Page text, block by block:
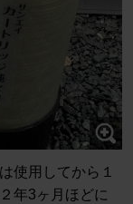
使用してから１
年3ヶ月ほどに